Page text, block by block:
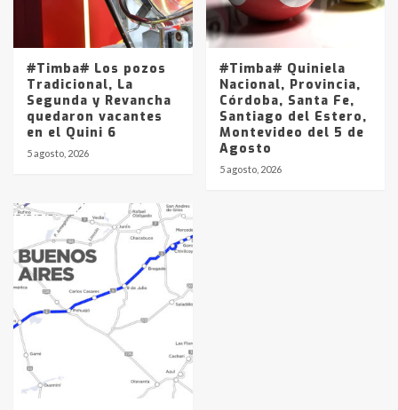
#Timba# Los pozos
Tradicional, La
Segunda y Revancha
quedaron vacantes
en el Quini 6
5 agosto, 2026
#Timba# Quiniela
Nacional, Provincia,
Córdoba, Santa Fe,
Santiago del Estero,
Montevideo del 5 de
Agosto
5 agosto, 2026